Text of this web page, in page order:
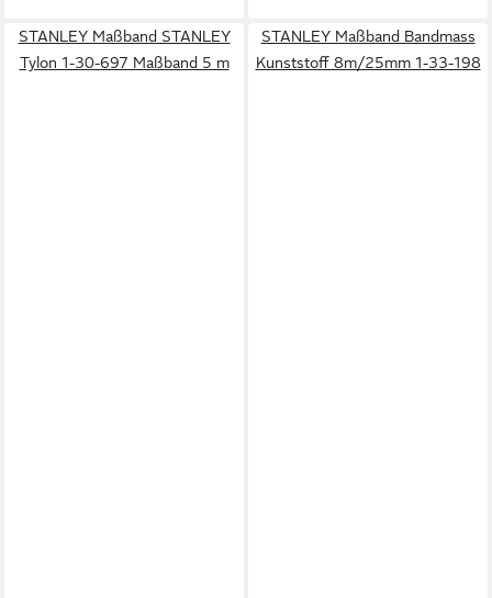
STANLEY Maßband STANLEY
Tylon 1-30-697 Maßband 5 m
STANLEY Maßband Bandmass
Kunststoff 8m/25mm 1-33-198